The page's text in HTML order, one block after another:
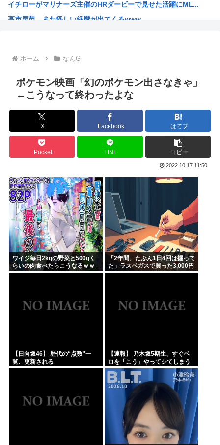
38歳格闘家さん「批判覚悟で言います。10代の彼女と結婚...
イチローがマリナーズ主催のHRダービーで見せた活躍にML...
高市早苗、また怪しい経歴が出てくるwww
デスノートの魅上照がめっちゃ好きなんだが
韓国人「最近の日本アニメ業界の勢力図を変えたと言われる作...
靖国神社、自衛官以外の軍服を禁止「コスプレは英霊を侮辱」
AI扱いされた絵師、筆を折る
ダンジョン飯のキャラいい子ばっかりでほんとに癒される
【朗報】 韓国人「Jリーグのこの監督、経歴がおかしい」
さもしい熊本県民「食事、ベッド、エアコン」を政府に切望。
韓国がサッカーの審判を買収したのはガチだった！ 審判を性...
【緊急速報】信用声優の羊宮妃那さん…
靖国神社、軍服コスプレでの参拝を禁止へ
【高市】トランプ「イランが核入手したら2分でイタリア滅亡...
ハンターハンター今何やってるかわからないWWW
ホーム なんG
ポケモン映画「幻のポケモン出さなきゃ」
←こうなって終わったよな
X Facebook はてブ
Pocket LINE コピー
2022.10.17 11:50
ワイジ毎日2kgの野菜と500gく
らいの肉食べたらこうなるｗｗ
ｗ
「2年間、たぶん1日4回は握って
た」ラスベガスで買った3,000円
のキーホルダーを調べたら
【日向坂46】 歴代の“点数”一
覧、更新される
【速報】 乃木坂5期生、すぐベ
ロを「こう」やってシてしまう
ｗｗｗｗｗｗ